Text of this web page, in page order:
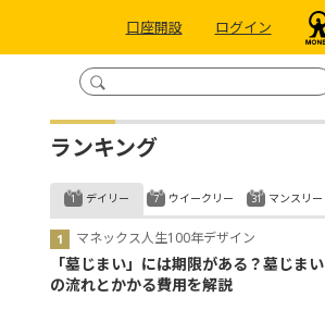
口座開設 ログイン
ランキング
デイリー
マネックス人生100年デザイン
「墓じまい」には期限がある？墓じまい
の流れとかかる費用を解説
ウイークリー マンスリー